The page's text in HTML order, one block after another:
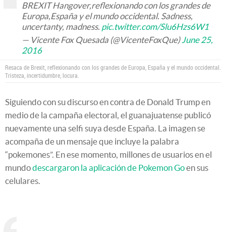
BREXIT Hangover,reflexionando con los grandes de
Europa,España y el mundo occidental. Sadness,
uncertanty, madness. pic.twitter.com/Slu6Hzs6W1
— Vicente Fox Quesada (@VicenteFoxQue)June 25,
2016
Resaca de Brexit, reflexionando con los grandes de Europa, España y el mundo occidental.
Tristeza, incertidumbre, locura.
Siguiendo con su discurso en contra de Donald Trump en
medio de la campaña electoral, el guanajuatense publicó
nuevamente una selfi suya desde España. La imagen se
acompaña de un mensaje que incluye la palabra
“pokemones”. En ese momento, millones de usuarios en el
mundodescargaron la aplicación de Pokemon Goen sus
celulares.